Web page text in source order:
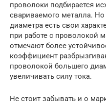
проволоки подбирается
свариваемого металла.
диаметра есть свои
при работе с проволокой
отмечают более
коэффициент
проволокой большего
увеличивать силу тока.
Не стоит забывать и о